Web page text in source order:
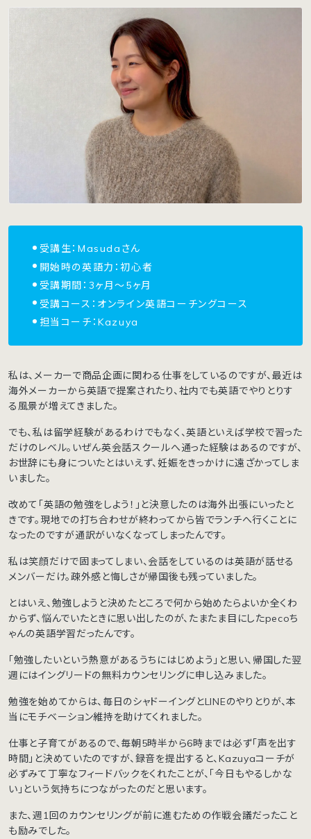
受講生：Masudaさん
開始時の英語力：初心者
受講期間：3ヶ月〜5ヶ月
受講コース：オンライン英語コーチングコース
担当コーチ：Kazuya
私は、メーカーで商品企画に関わる仕事をしているのですが、最近は
海外メーカーから英語で提案されたり、社内でも英語でやりとりす
る風景が増えてきました。
でも、私は留学経験があるわけでもなく、英語といえば学校で習った
だけのレベル。いぜん英会話スクールへ通った経験はあるのですが、
お世辞にも身についたとはいえず、妊娠をきっかけに遠ざかってしま
いました。
改めて「英語の勉強をしよう！」と決意したのは海外出張にいったと
きです。現地での打ち合わせが終わってから皆でランチへ行くことに
なったのですが通訳がいなくなってしまったんです。
私は笑顔だけで固まってしまい、会話をしているのは英語が話せる
メンバーだけ。疎外感と悔しさが帰国後も残っていました。
とはいえ、勉強しようと決めたところで何から始めたらよいか全くわ
からず、悩んでいたときに思い出したのが、たまたま目にしたpecoち
ゃんの英語学習だったんです。
「勉強したいという熱意があるうちにはじめよう」と思い、帰国した翌
週にはイングリードの無料カウンセリングに申し込みました。
勉強を始めてからは、毎日のシャドーイングとLINEのやりとりが、本
当にモチベーション維持を助けてくれました。
仕事と子育てがあるので、毎朝5時半から6時までは必ず「声を出す
時間」と決めていたのですが、録音を提出すると、Kazuyaコーチが
必ずみて丁寧なフィードバックをくれたことが、「今日もやるしかな
い」という気持ちにつながったのだと思います。
また、週1回のカウンセリングが前に進むための作戦会議だったこと
も励みでした。